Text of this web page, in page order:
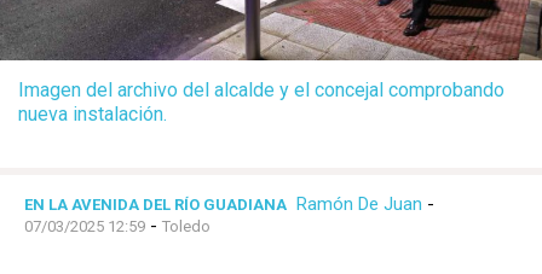
Imagen del archivo del alcalde y el concejal comprobando
nueva instalación.
EN LA AVENIDA DEL RÍO GUADIANA Ramón De Juan -
07/03/2025 12:59 - Toledo